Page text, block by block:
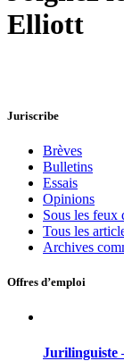
Elliott
Juriscribe
Brèves
Bulletins
Essais
Opinions
Sous les feux
Tous les
Archives
Offres d’emploi
Jurilinguiste